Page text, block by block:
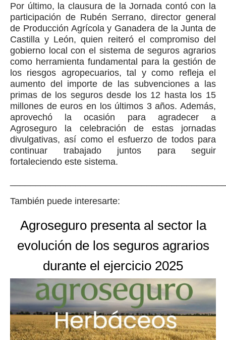
Por último, la clausura de la Jornada contó con la
participación de Rubén Serrano, director general
de Producción Agrícola y Ganadera de la Junta de
Castilla y León, quien reiteró el compromiso del
gobierno local con el sistema de seguros agrarios
como herramienta fundamental para la gestión de
los riesgos agropecuarios, tal y como refleja el
aumento del importe de las subvenciones a las
primas de los seguros desde los 12 hasta los 15
millones de euros en los últimos 3 años. Además,
aprovechó la ocasión para agradecer a
Agroseguro la celebración de estas jornadas
divulgativas, así como el esfuerzo de todos para
continuar trabajado juntos para seguir
fortaleciendo este sistema.
También puede interesarte:
Agroseguro presenta al sector la
evolución de los seguros agrarios
durante el ejercicio 2025